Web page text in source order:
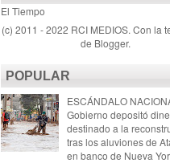
El Tiempo
(c) 2011 - 2022 RCI MEDIOS. Con la
de Blogger.
POPULAR
ESCÁNDALO
Gobierno depositó
destinado a la
tras los aluviones de
en banco de Nueva